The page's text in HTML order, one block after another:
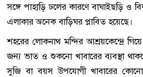
সঙ্গে পাহাড়ি ঢলের কারণে বাঘাইছড়ি ও
এলাকার অনেক বাড়িঘর প্লাবিত হয়েছে।
শহরের লোকনাথ মন্দির আশ্রয়কেন্দ্রে
জন্য ভাত ও শুকনো খাবারের ব্যবস্থা
সুজি বা বয়স উপযোগী খাবারের কোনো